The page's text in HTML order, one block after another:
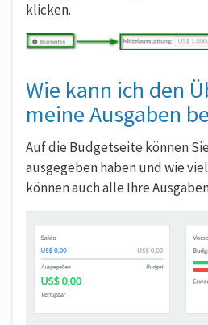
klicken.
Wie kann ich den
meine Ausgaben
Auf die Budgetseite können
ausgegeben haben und wie
können auch alle Ihre